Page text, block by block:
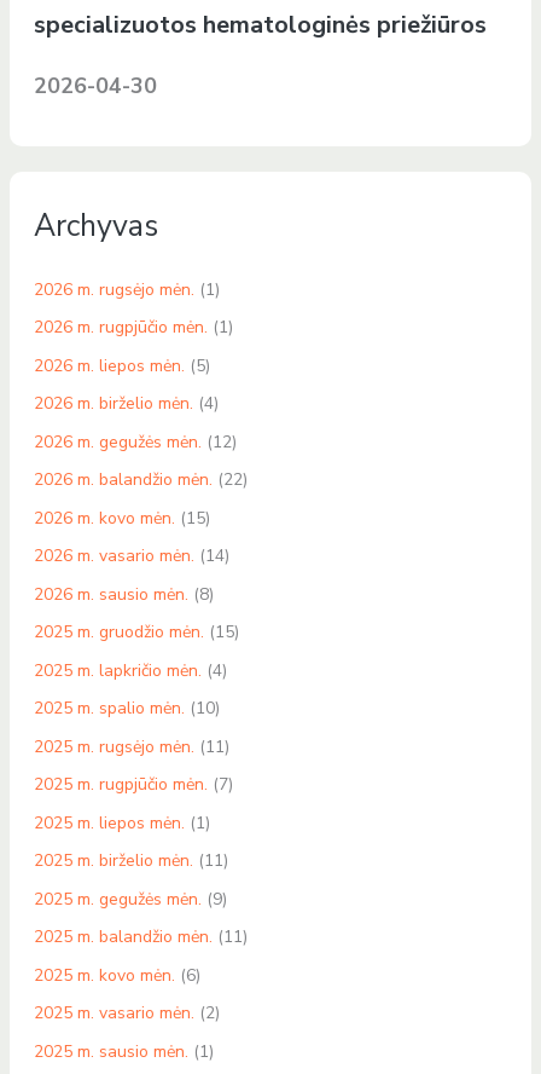
specializuotos hematologinės priežiūros
2026-04-30
Archyvas
2026 m. rugsėjo mėn. (1)
2026 m. rugpjūčio mėn. (1)
2026 m. liepos mėn. (5)
2026 m. birželio mėn. (4)
2026 m. gegužės mėn. (12)
2026 m. balandžio mėn. (22)
2026 m. kovo mėn. (15)
2026 m. vasario mėn. (14)
2026 m. sausio mėn. (8)
2025 m. gruodžio mėn. (15)
2025 m. lapkričio mėn. (4)
2025 m. spalio mėn. (10)
2025 m. rugsėjo mėn. (11)
2025 m. rugpjūčio mėn. (7)
2025 m. liepos mėn. (1)
2025 m. birželio mėn. (11)
2025 m. gegužės mėn. (9)
2025 m. balandžio mėn. (11)
2025 m. kovo mėn. (6)
2025 m. vasario mėn. (2)
2025 m. sausio mėn. (1)